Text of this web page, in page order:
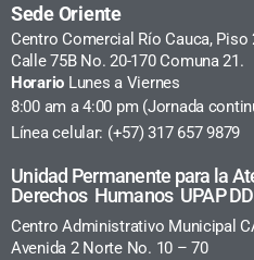
Sede Oriente
Centro Comercial Río Cauca, Piso
Calle 75B No. 20-170 Comuna 21.
Horario Lunes a Viernes
8:00 am a 4:00 pm (Jornada
Línea celular: (+57) 317 657 9879
Unidad Permanente para la
Derechos Humanos UPAP
Centro Administrativo Municipal
Avenida 2 Norte No. 10 – 70